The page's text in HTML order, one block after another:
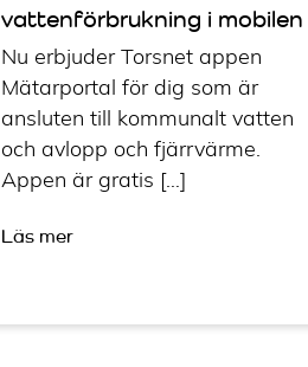
vattenförbrukning i mobilen
Nu erbjuder Torsnet appen
Mätarportal för dig som är
ansluten till kommunalt vatten
och avlopp och fjärrvärme.
Appen är gratis […]
Läs mer